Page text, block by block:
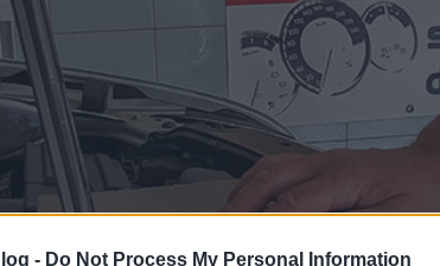
- Do Not Process My Personal Information